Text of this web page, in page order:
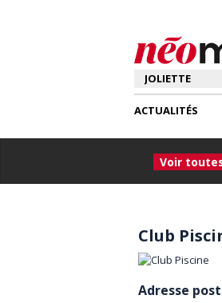
ACTUALITÉS
Voir
Club
Adresse